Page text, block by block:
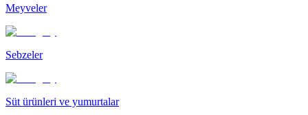
Meyveler
Sebzeler
Süt ürünleri ve yumurtalar